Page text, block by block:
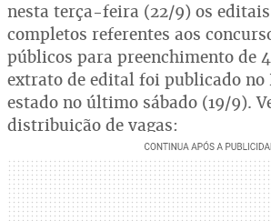
nesta terça-feira (22/9) os
completos referentes aos
públicos para preenchimento de
extrato de edital foi publicado
estado no último sábado (19/9).
distribuição de vagas: